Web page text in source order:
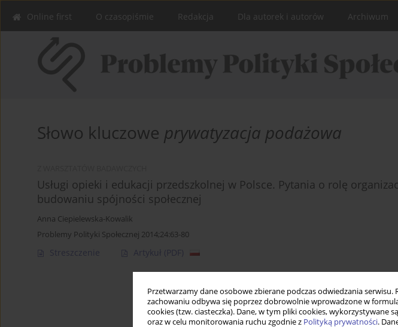
Przetwarzamy dane osobowe zbierane podczas odwiedzania
zachowaniu odbywa się poprzez dobrowolnie wprowadzone w
cookies (tzw. ciasteczka). Dane, w tym pliki cookies, wykorzystywane
oraz w celu monitorowania ruchu zgodnie z Polityką prywatności.
Online first O czasopiśmie Redakcja Dla autorek i autorów Archiwum
Słowo kluczowe prywatyzacja podażowa
Usługi opieki i edukacji przedszkolnej w Polsce. Pytania o rolę
budowaniu spójności społecznej
Anna Ciepielewska-Kowalik
Problemy Polityki Społecznej 2014;24:63-80
Streszczenie Artykuł (PDF)